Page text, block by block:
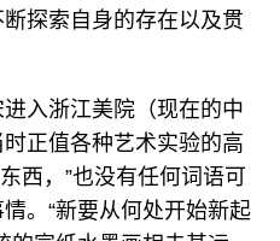
探索自身的存在以及贯
入浙江美院（现在的中
正值各种艺术实验的高
西，”也没有任何词语可
。“新要从何处开始新起